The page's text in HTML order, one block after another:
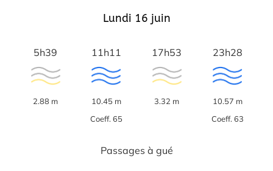
Lundi 16 juin
5h39
2.88 m
11h11
10.45 m
Coeff. 65
17h53
3.32 m
23h28
10.57 m
Coeff. 63
Passages à gué